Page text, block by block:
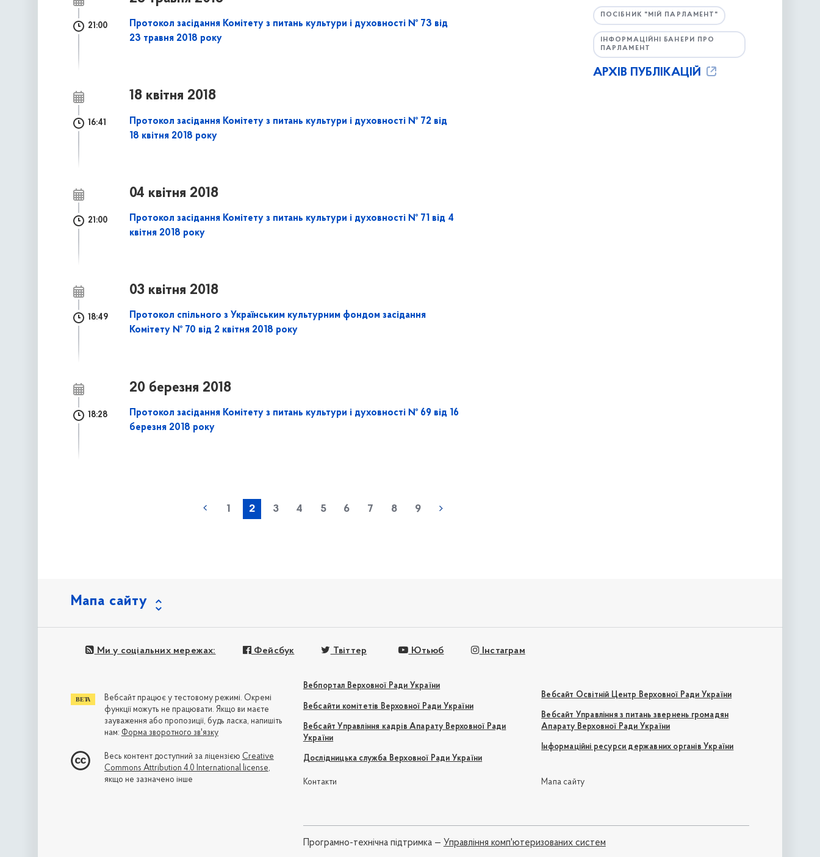
21:00
Протокол засідання Комітету з питань культури і духовності № 73 від
23 травня 2018 року
18 квітня 2018
16:41
Протокол засідання Комітету з питань культури і духовності № 72 від
18 квітня 2018 року
04 квітня 2018
21:00
Протокол засідання Комітету з питань культури і духовності № 71 від 4
квітня 2018 року
03 квітня 2018
18:49
Протокол спільного з Українським культурним фондом засідання
Комітету № 70 від 2 квітня 2018 року
20 березня 2018
18:28
Протокол засідання Комітету з питань культури і духовності № 69 від 16
березня 2018 року
1 2 3 4 5 6 7 8 9
ПОСІБНИК "МІЙ ПАРЛАМЕНТ"
ІНФОРМАЦІЙНІ БАНЕРИ ПРО
ПАРЛАМЕНТ
АРХІВ ПУБЛІКАЦІЙ
Мапа сайту
Ми у соціальних мережах: Фейсбук Твіттер Ютьюб Інстаграм
Вебпортал Верховної Ради України
Вебсайти комітетів Верховної Ради України
Вебсайт Управління кадрів Апарату Верховної Ради
України
Дослідницька служба Верховної Ради України
Вебсайт Освітній Центр Верховної Ради України
Вебсайт Управління з питань звернень громадян
Апарату Верховної Ради України
Інформаційні ресурси державних органів України
Контакти Мапа сайту
Програмно-технічна підтримка — Управління комп'ютеризованих систем
Вебсайт працює у тестовому режимі. Окремі
функції можуть не працювати. Якщо ви маєте
зауваження або пропозиції, будь ласка, напишіть
нам: Форма зворотного зв'язку
Весь контент доступний за ліцензією Creative
Commons Attribution 4.0 International license,
якщо не зазначено інше